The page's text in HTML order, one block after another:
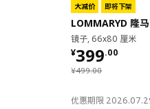
大减价 即将下架
LOMMARYD 隆
镜子, 66x80 厘米
¥499.00
¥ 499.00
¥399.00
¥ 399.00
优惠期限